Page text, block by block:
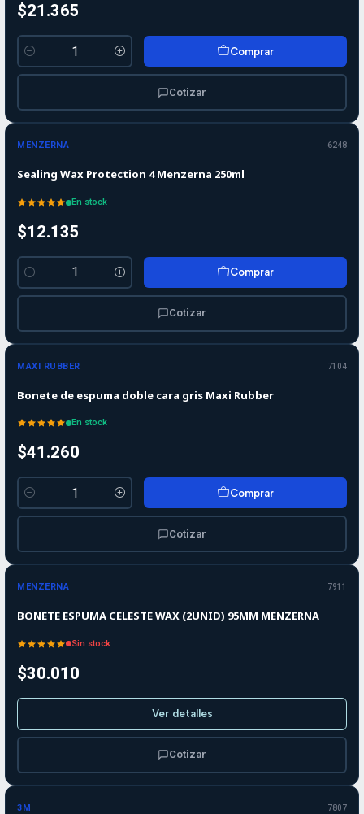
$21.365
Cantidad
Comprar
Cotizar
MENZERNA 6248
Sealing Wax Protection 4 Menzerna 250ml
En stock
$12.135
Cantidad
Comprar
Cotizar
MAXI RUBBER 7104
Bonete de espuma doble cara gris Maxi Rubber
En stock
$41.260
Cantidad
Comprar
Cotizar
Agotado
MENZERNA 7911
BONETE ESPUMA CELESTE WAX (2UNID) 95MM MENZERNA
Sin stock
$30.010
Ver detalles
Cotizar
3M 7807